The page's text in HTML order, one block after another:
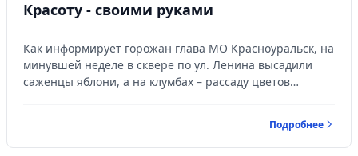
Красоту - своими руками
Как информирует горожан глава МО Красноуральск, на
минувшей неделе в сквере по ул. Ленина высадили
саженцы яблони, а на клумбах – рассаду цветов…
Подробнее